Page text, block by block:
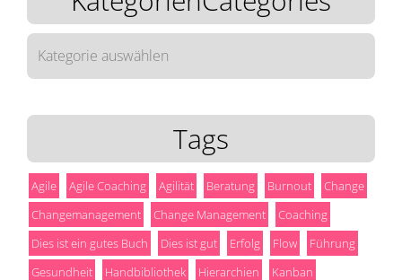
KategorienCategories
Tags
Agile Agile Coaching Agilität Beratung Burnout
Change
Changemanagement
Change Management
Coaching
Dies ist ein gutes Buch
Dies ist gut Erfolg Flow
Führung
Gesundheit
Handbibliothek Hierarchien
Kanban